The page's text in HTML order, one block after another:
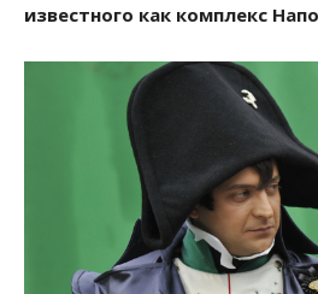
известного как комплекс